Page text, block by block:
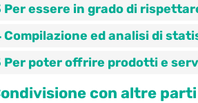
Per essere in grado di
Compilazione ed analisi di
Per poter offrire prodotti e
con altre parti